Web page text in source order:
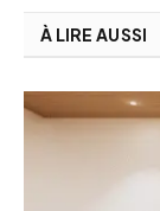
À LIRE AUSSI